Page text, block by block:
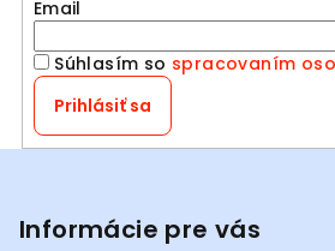
Email
Súhlasím so spracovaním
Prihlásiť sa
Informácie pre vás